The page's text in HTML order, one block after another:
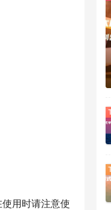
用时请注意使